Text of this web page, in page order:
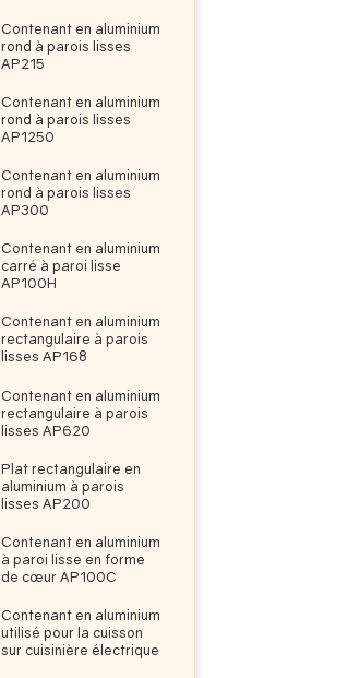
Contenant en aluminium
rond à parois lisses
AP215
Contenant en aluminium
rond à parois lisses
AP1250
Contenant en aluminium
rond à parois lisses
AP300
Contenant en aluminium
carré à paroi lisse
AP100H
Contenant en aluminium
rectangulaire à parois
lisses AP168
Contenant en aluminium
rectangulaire à parois
lisses AP620
Plat rectangulaire en
aluminium à parois
lisses AP200
Contenant en aluminium
à paroi lisse en forme
de cœur AP100C
Contenant en aluminium
utilisé pour la cuisson
sur cuisinière électrique